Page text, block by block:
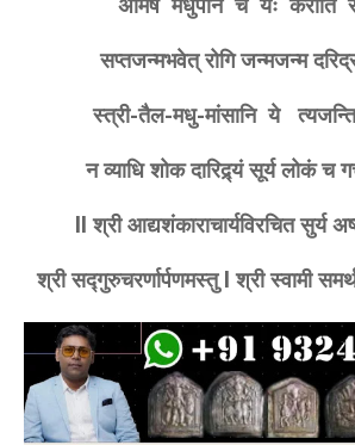
अमिषं मधुपानं च यः करोति
सप्तजन्मभवेत् रोगि जन्मजन्म
स्त्री-तैल-मधु-मांसानि ये
न व्याधि शोक दारिद्र्यं सूर्य लोकं च
ll श्री आद्यशंकाराचार्यविरचित सुर्य
श्री सद्गुरुचरर्णार्पणमस्तु l श्री स्वामी